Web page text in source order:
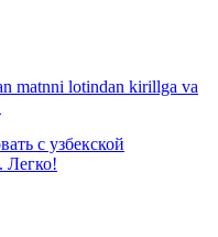
matnni lotindan kirillga va
с узбекской
Легко!